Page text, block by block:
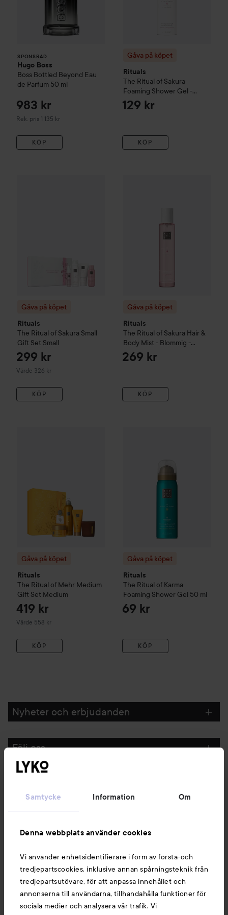
Samtycke Information Om
Denna webbplats använder cookies
Vi använder enhetsidentifierare i form av första-och
tredjepartscookies, inklusive annan spårningsteknik från
tredjepartsutövare, för att anpassa innehållet och
annonserna till användarna, tillhandahålla funktioner för
sociala medier och analysera vår trafik. Vi
SPONSRAD
Hugo Boss
Boss Bottled Beyond Eau
de Parfum 50 ml
983 kr
Rek. pris 1 135 kr
Rekommenderat pris 1 135 kr
KÖP
Gåva på köpet
Rituals
The Ritual of Sakura
Foaming Shower Gel -
Blommig - Körsbärsblomma
& Rismjölk
129 kr
KÖP
Gåva på köpet
Rituals
The Ritual of Sakura Small
Gift Set Small
299 kr
Värde 326 kr
KÖP
Gåva på köpet
Rituals
The Ritual of Sakura Hair &
Body Mist - Blommig -
Körsbärsblomma & Rismjölk
50 ml
269 kr
KÖP
Gåva på köpet
Rituals
The Ritual of Mehr Medium
Gift Set Medium
419 kr
Värde 558 kr
KÖP
Gåva på köpet
Rituals
The Ritual of Karma
Foaming Shower Gel 50 ml
69 kr
KÖP
Nyheter och erbjudanden
Följ oss
Du kanske också gillar